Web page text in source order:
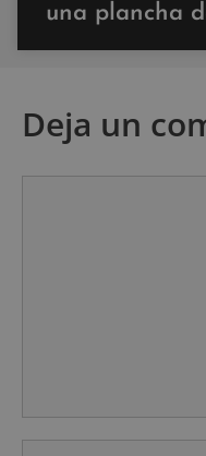
una plancha
Deja un